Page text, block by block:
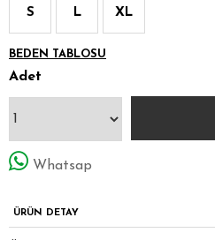
S L XL
BEDEN TABLOSU
Adet
Whatsap
ÜRÜN DETAY